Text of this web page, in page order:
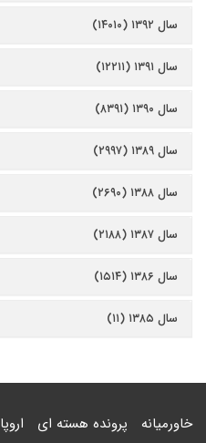
سال ۱۳۹۲ (۱۴۰۱۰)
سال ۱۳۹۱ (۱۲۲۱۱)
سال ۱۳۹۰ (۸۳۹۱)
سال ۱۳۸۹ (۲۹۹۷)
سال ۱۳۸۸ (۲۶۹۰)
سال ۱۳۸۷ (۲۱۸۸)
سال ۱۳۸۶ (۱۵۱۴)
سال ۱۳۸۵ (۱۱)
خاورمیانه پرونده هسته ای اروپا